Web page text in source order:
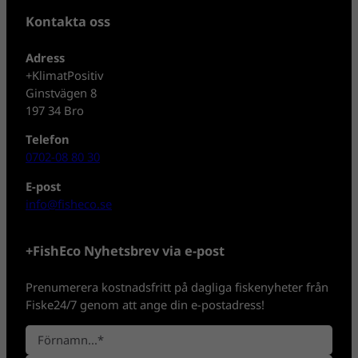
Kontakta oss
Adress
+KlimatPositiv
Ginstvägen 8
197 34 Bro
Telefon
0702-08 80 30
E-post
info@fisheco.se
+FishEco Nyhetsbrev via e-post
Prenumerera kostnadsfritt på dagliga fiskenyheter från
Fiske24/7 genom att ange din e-postadress!
N
a